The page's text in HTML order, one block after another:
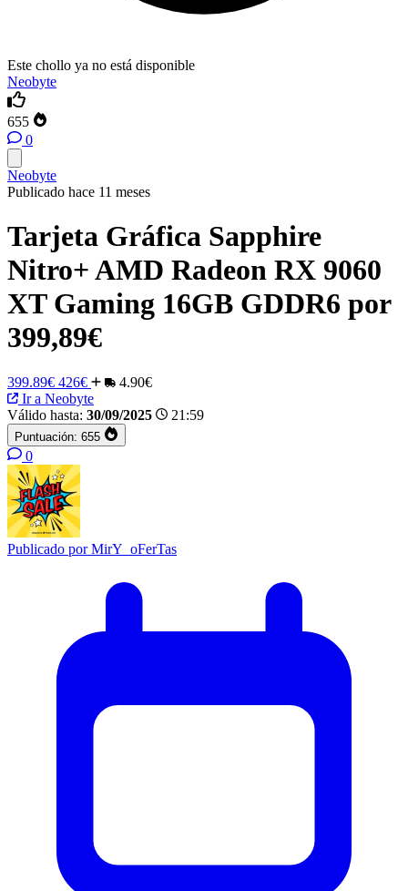
Este chollo ya no está disponible
Neobyte
655
0
Neobyte
Publicado hace 11 meses
Tarjeta Gráfica Sapphire
Nitro+ AMD Radeon RX 9060
XT Gaming 16GB GDDR6 por
399,89€
399.89€ 426€
4.90€
Ir a Neobyte
Válido hasta: 30/09/2025 21:59
Puntuación: 655
0
Publicado porMirY_oFerTas